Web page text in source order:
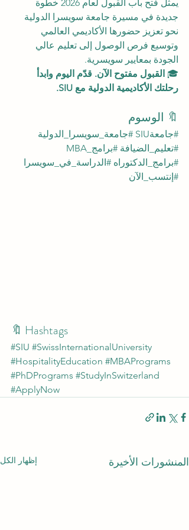
يمثل فتح باب القبول لعام 2026 خطوة
جديدة في مسيرة جامعة سويسرا الدولية
نحو تعزيز حضورها الأكاديمي العالمي
وتوسيع فرص الوصول إلى تعليم عالي
الجودة بمعايير سويسرية.
🎓 القبول مفتوح الآن. قدّم اليوم وابدأ
رحلتك الأكاديمية الدولية مع SIU.
🔖 الوسوم
#جامعةSIU
#جامعة_سويسرا_الدولية
#تعليم_الضيافة #برامج_MBA
#برامج_الدكتوراه #الدراسة_في_سويسرا
#إنتسب_الآن
🔖 Hashtags
#SIU #SwissInternationalUniversity
#HospitalityEducation #MBAPrograms
#PhDPrograms #StudyInSwitzerland
#ApplyNow
المنشورات الأخيرة إظهار الكل